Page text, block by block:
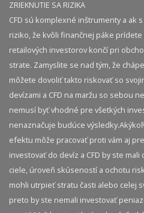
ZRIEKNUTIE SA RIZIKA
CFD sú komplexné inštrumenty a ak
riziko, že kvôli finančnej páke
retailových investorov končí pri
strate. Zamyslite se nad tým, že
môžete dovoliť takto riskovať so
devízami a CFD na maržu so sebou
nemusí byť vhodné pre všetkých
nenaznačuje budúce výsledky.​
efektu môže pracovať proti vám aj
investovať do devíz a CFD by ste
ciele, úroveň skúseností a ochotu
mohli utrpieť stratu časti alebo celej
preto by ste nemali investovať